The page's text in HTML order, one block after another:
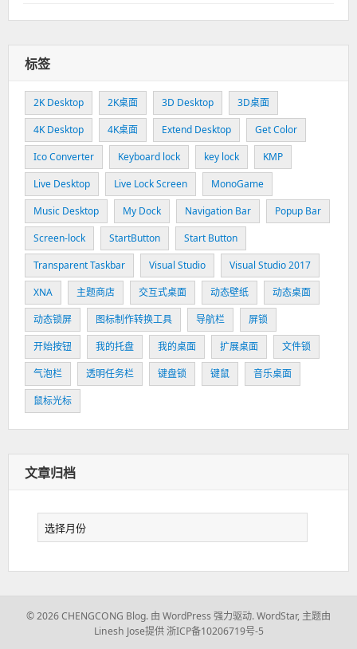
标签
2K Desktop 2K桌面 3D Desktop
3D桌面
4K Desktop
4K桌面 Extend Desktop
Get Color
Ico Converter
Keyboard lock key lock
KMP
Live Desktop
Live Lock Screen
MonoGame
Music Desktop
My Dock Navigation Bar
Popup Bar
Screen-lock
StartButton
Start Button
Transparent Taskbar
Visual Studio
Visual Studio 2017
XNA
主题商店 交互式桌面 动态壁纸
动态桌面
动态锁屏
图标制作转换工具 导航栏
屏锁
开始按钮
我的托盘 我的桌面 扩展桌面
文件锁
气泡栏
透明任务栏 键盘锁 键鼠
音乐桌面
鼠标光标
文章归档
© 2026 CHENGCONG Blog. 由 WordPress 强力驱动.WordStar, 主题由
Linesh Jose提供 浙ICP备10206719号-5